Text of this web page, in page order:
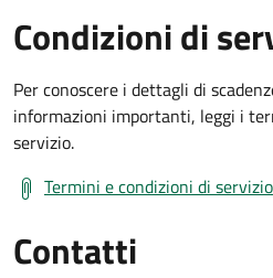
Condizioni di
Per conoscere i dettagli di
informazioni importanti, leggi i
servizio.
Termini e condizioni di servizio
Contatti